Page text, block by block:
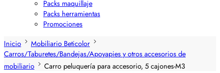
Packs maquillaje
Packs herramientas
Promociones
Inicio
Mobiliario Beticolor
Carros/Taburetes/Bandejas/Apoyapies y otros accesorios de
mobiliario
Carro peluquería para accesorio, 5 cajones-M3